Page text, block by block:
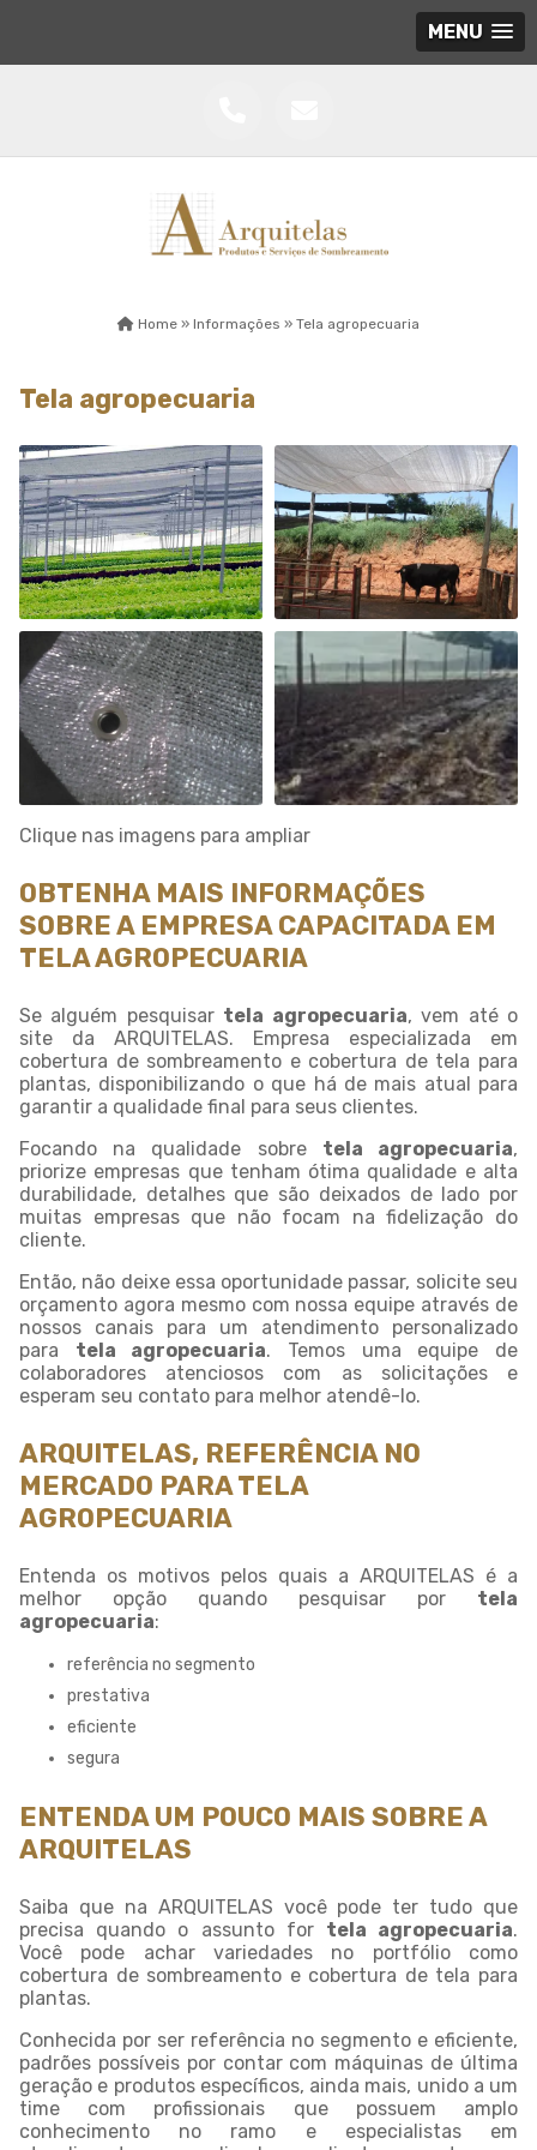
MENU
Home » Informações » Tela agropecuaria
Tela agropecuaria
Clique nas imagens para ampliar
OBTENHA MAIS INFORMAÇÕES
SOBRE A EMPRESA CAPACITADA EM
TELA AGROPECUARIA
Se alguém pesquisar tela agropecuaria, vem até o
site da ARQUITELAS. Empresa especializada em
cobertura de sombreamento e cobertura de tela para
plantas, disponibilizando o que há de mais atual para
garantir a qualidade final para seus clientes.
Focando na qualidade sobre tela agropecuaria,
priorize empresas que tenham ótima qualidade e alta
durabilidade, detalhes que são deixados de lado por
muitas empresas que não focam na fidelização do
cliente.
Então, não deixe essa oportunidade passar, solicite seu
orçamento agora mesmo com nossa equipe através de
nossos canais para um atendimento personalizado
para tela agropecuaria. Temos uma equipe de
colaboradores atenciosos com as solicitações e
esperam seu contato para melhor atendê-lo.
ARQUITELAS, REFERÊNCIA NO
MERCADO PARA TELA
AGROPECUARIA
Entenda os motivos pelos quais a ARQUITELAS é a
melhor opção quando pesquisar por tela
agropecuaria:
referência no segmento
prestativa
eficiente
segura
ENTENDA UM POUCO MAIS SOBRE A
ARQUITELAS
Saiba que na ARQUITELAS você pode ter tudo que
precisa quando o assunto for tela agropecuaria.
Você pode achar variedades no portfólio como
cobertura de sombreamento e cobertura de tela para
plantas.
Conhecida por ser referência no segmento e eficiente,
padrões possíveis por contar com máquinas de última
geração e produtos específicos, ainda mais, unido a um
time com profissionais que possuem amplo
conhecimento no ramo e especialistas em